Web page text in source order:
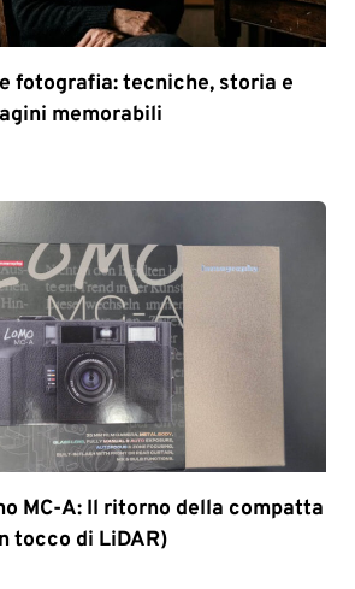
fotografia: tecniche, storia e
memorabili
MC-A: Il ritorno della compatta
tocco di LiDAR)